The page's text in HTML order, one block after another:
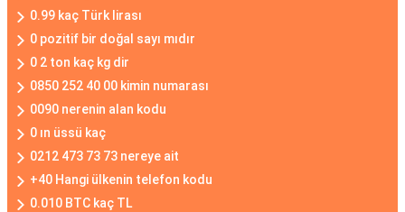
0.99 kaç Türk lirası
0 pozitif bir doğal sayı mıdır
0 2 ton kaç kg dir
0850 252 40 00 kimin numarası
0090 nerenin alan kodu
0 ın üssü kaç
0212 473 73 73 nereye ait
+40 Hangi ülkenin telefon kodu
0.010 BTC kaç TL